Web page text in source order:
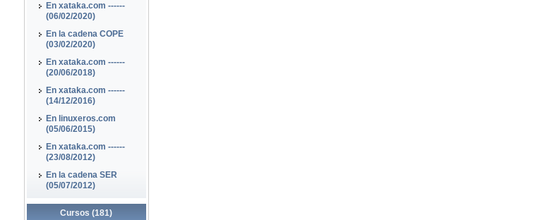
En xataka.com ------
(06/02/2020)
En la cadena COPE
(03/02/2020)
En xataka.com ------
(20/06/2018)
En xataka.com ------
(14/12/2016)
En linuxeros.com
(05/06/2015)
En xataka.com ------
(23/08/2012)
En la cadena SER
(05/07/2012)
Cursos (181)